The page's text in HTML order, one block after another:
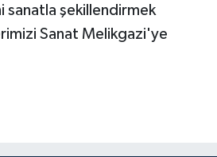
şekillendirmek
Sanat Melikgazi'ye